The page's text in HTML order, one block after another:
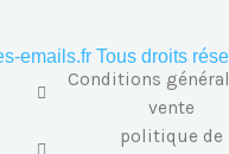
emails.fr Tous droits
Conditions
vente
politique de